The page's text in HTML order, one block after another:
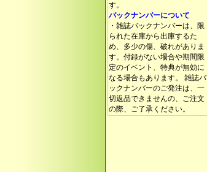
す。
バックナンバーについて
・雑誌バックナンバーは、限
られた在庫から出庫するた
め、多少の傷、破れがありま
す。付録がない場合や期間限
定のイベント、特典が無効に
なる場合もあります。 雑誌バ
ックナンバーのご発注は、一
切返品できませんの、ご注文
の際、ご了承ください。